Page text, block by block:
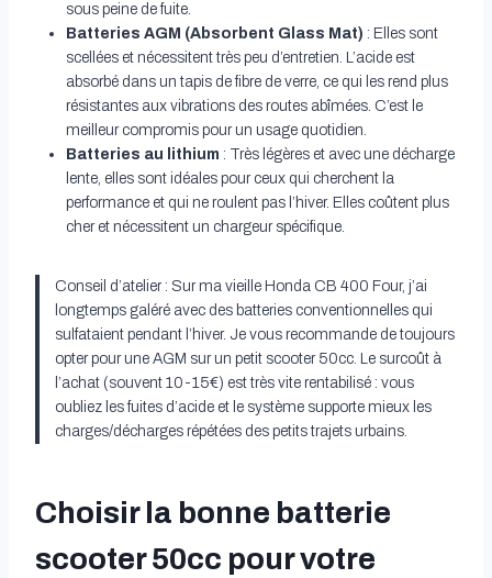
sous peine de fuite.
Batteries AGM (Absorbent Glass Mat) : Elles sont
scellées et nécessitent très peu d’entretien. L’acide est
absorbé dans un tapis de fibre de verre, ce qui les rend plus
résistantes aux vibrations des routes abîmées. C’est le
meilleur compromis pour un usage quotidien.
Batteries au lithium : Très légères et avec une décharge
lente, elles sont idéales pour ceux qui cherchent la
performance et qui ne roulent pas l’hiver. Elles coûtent plus
cher et nécessitent un chargeur spécifique.
Conseil d’atelier : Sur ma vieille Honda CB 400 Four, j’ai
longtemps galéré avec des batteries conventionnelles qui
sulfataient pendant l’hiver. Je vous recommande de toujours
opter pour une AGM sur un petit scooter 50cc. Le surcoût à
l’achat (souvent 10-15€) est très vite rentabilisé : vous
oubliez les fuites d’acide et le système supporte mieux les
charges/décharges répétées des petits trajets urbains.
Choisir la bonne batterie
scooter 50cc pour votre